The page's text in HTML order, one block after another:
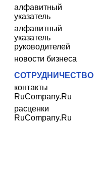
алфавитный
указатель
алфавитный
указатель
руководителей
новости бизнеса
СОТРУДНИЧЕСТВО
контакты
RuCompany.Ru
расценки
RuCompany.Ru